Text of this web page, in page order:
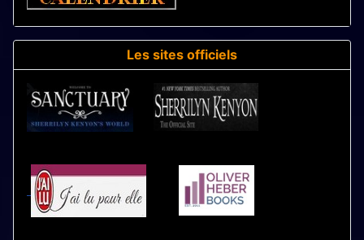
Les sites officiels